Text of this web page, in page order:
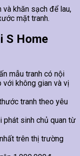
và khăn sạch để lau,
mặt tranh.
S Home
mẫu tranh có nội
với không gian và vị
tranh theo yêu
phát sinh chủ quan từ
trên thị trường